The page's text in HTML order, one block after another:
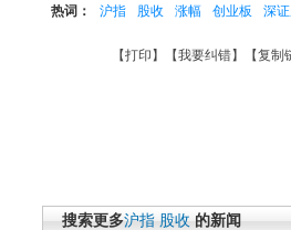
热词： 沪指 股收 涨幅 创业板 深
【打印 】【我要纠错】【复制
搜索更多沪指 股收 的新闻